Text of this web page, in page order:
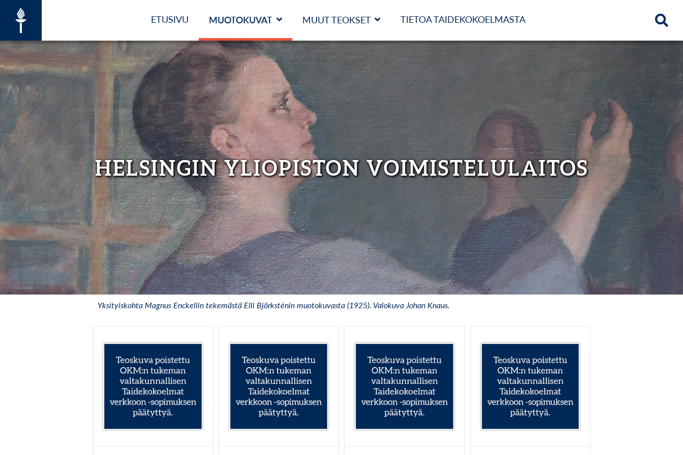
ETUSIVU MUOTOKUVAT MUUT TEOKSET TIETOA TAIDEKOKOELMASTA
HELSINGIN YLIOPISTON VOIMISTELULAITOS
Yksityiskohta Magnus Enckellin tekemästä Elli Björksténin muotokuvasta (1925). Valokuva Johan Knaus.